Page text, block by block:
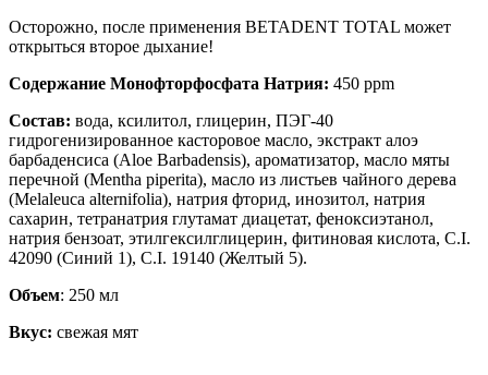
Осторожно, после применения BETADENT TOTAL может
открыться второе дыхание!
Содержание Монофторфосфата Натрия: 450 ppm
Состав: вода, ксилитол, глицерин, ПЭГ-40
гидрогенизированное касторовое масло, экстракт алоэ
барбаденсиса (Aloe Вarbadensis), ароматизатор, масло мяты
перечной (Mentha piperita), масло из листьев чайного дерева
(Melaleuca alternifolia), натрия фторид, инозитол, натрия
сахарин, тетранатрия глутамат диацетат, феноксиэтанол,
натрия бензоат, этилгексилглицерин, фитиновая кислота, C.I.
42090 (Синий 1), C.I. 19140 (Желтый 5).
Объем: 250 мл
Вкус: свежая мят